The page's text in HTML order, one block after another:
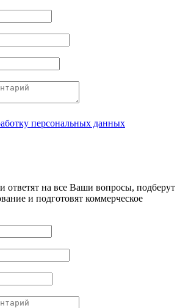
персональных данных
на все Ваши вопросы, подберут
и подготовят коммерческое